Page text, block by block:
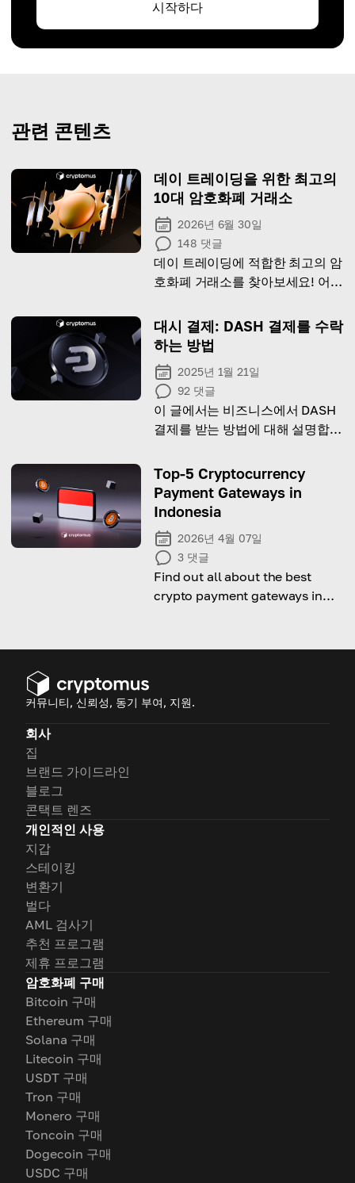
시작하다
관련 콘텐츠
데이 트레이딩을 위한 최고의
10대 암호화폐 거래소
2026년 6월 30일
148 댓글
데이 트레이딩에 적합한 최고의 암
호화폐 거래소를 찾아보세요! 어떤
지 알아보세요!
대시 결제: DASH 결제를 수락
하는 방법
2025년 1월 21일
92 댓글
이 글에서는 비즈니스에서 DASH
결제를 받는 방법에 대해 설명합니
Top-5 Cryptocurrency
Payment Gateways in
Indonesia
2026년 4월 07일
3 댓글
Find out all about the best
crypto payment gateways in
커뮤니티, 신뢰성, 동기 부여, 지원.
회사
집
브랜드 가이드라인
블로그
콘택트 렌즈
개인적인 사용
지갑
스테이킹
변환기
벌다
AML 검사기
추천 프로그램
제휴 프로그램
암호화폐 구매
Bitcoin 구매
Ethereum 구매
Solana 구매
Litecoin 구매
USDT 구매
Tron 구매
Monero 구매
Toncoin 구매
Dogecoin 구매
USDC 구매